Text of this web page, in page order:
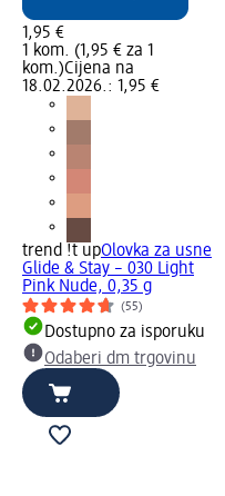
1,95 €
1 kom. (1,95 € za 1
kom.)Cijena na
18.02.2026.: 1,95 €
trend !t upOlovka za usne
Glide & Stay – 030 Light
Pink Nude, 0,35 g
(55)
Dostupno za isporuku
Odaberi dm trgovinu